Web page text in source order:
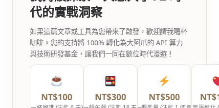
代的實戰洞察
如果這篇文章或工具為您帶來了啟發，歡迎請我喝杯
咖啡。您的支持將 100% 轉化為大阿爪的 API 算力
與技術研發基金，讓我們一同在數位時代漫遊！
NT$100 NT$300 NT$500